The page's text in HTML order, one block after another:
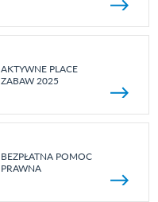
AKTYWNE PLACE
ZABAW 2025
BEZPŁATNA POMOC
PRAWNA